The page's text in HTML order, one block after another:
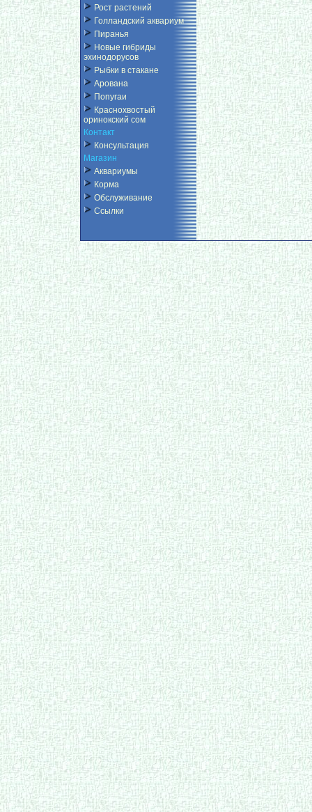
Рост растений
Голландский аквариум
Пиранья
Новые гибриды
эхинодорусов
Рыбки в стакане
Арована
Попугаи
Краснохвостый
оринокский сом
Контакт
Консультация
Магазин
Аквариумы
Корма
Обслуживание
Ссылки